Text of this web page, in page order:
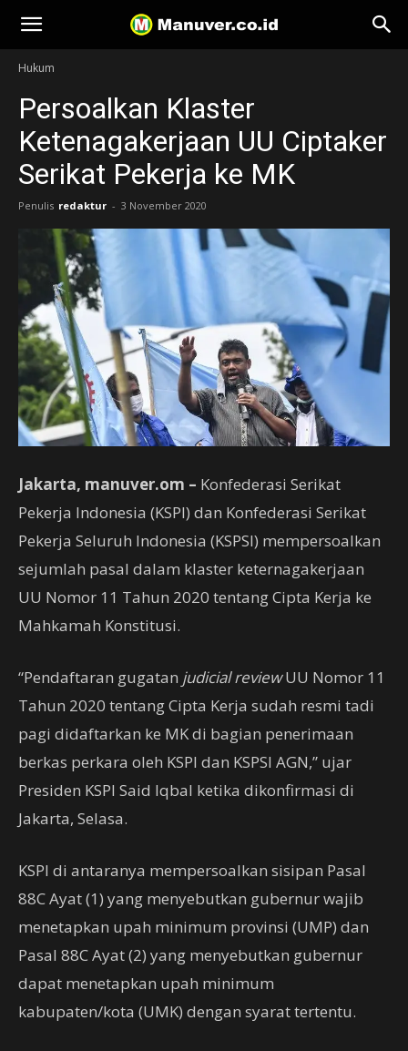
Manuver
Hukum
Persoalkan Klaster
Ketenagakerjaan UU Ciptaker
Serikat Pekerja ke MK
Penulis redaktur - 3 November 2020
Jakarta, manuver.om – Konfederasi Serikat
Pekerja Indonesia (KSPI) dan Konfederasi Serikat
Pekerja Seluruh Indonesia (KSPSI) mempersoalkan
sejumlah pasal dalam klaster keternagakerjaan
UU Nomor 11 Tahun 2020 tentang Cipta Kerja ke
Mahkamah Konstitusi.
“Pendaftaran gugatan judicial reviewUU Nomor 11
Tahun 2020 tentang Cipta Kerja sudah resmi tadi
pagi didaftarkan ke MK di bagian penerimaan
berkas perkara oleh KSPI dan KSPSI AGN,” ujar
Presiden KSPI Said Iqbal ketika dikonfirmasi di
Jakarta, Selasa.
KSPI di antaranya mempersoalkan sisipan Pasal
88C Ayat (1) yang menyebutkan gubernur wajib
menetapkan upah minimum provinsi (UMP) dan
Pasal 88C Ayat (2) yang menyebutkan gubernur
dapat menetapkan upah minimum
kabupaten/kota (UMK) dengan syarat tertentu.